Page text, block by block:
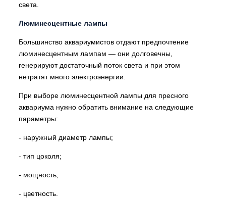
света.
Люминесцентные лампы
Большинство аквариумистов отдают предпочтение
люминесцентным лампам — они долговечны,
генерируют достаточный поток света и при этом
нетратят много электроэнергии.
При выборе люминесцентной лампы для пресного
аквариума нужно обратить внимание на следующие
параметры:
- наружный диаметр лампы;
- тип цоколя;
- мощность;
- цветность.